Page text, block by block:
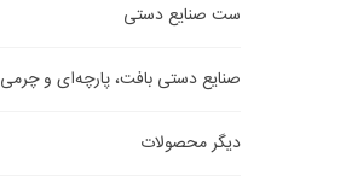
ست صنایع دستی
صنایع دستی بافت، پارچه‌ای و چرمی
دیگر محصولات